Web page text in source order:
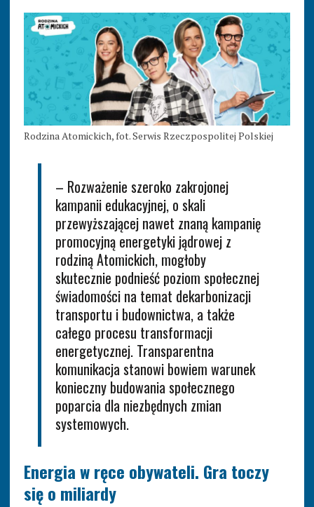
Rodzina Atomickich, fot. Serwis Rzeczpospolitej Polskiej
– Rozważenie szeroko zakrojonej
kampanii edukacyjnej, o skali
przewyższającej nawet znaną kampanię
promocyjną energetyki jądrowej z
rodziną Atomickich, mogłoby
skutecznie podnieść poziom społecznej
świadomości na temat dekarbonizacji
transportu i budownictwa, a także
całego procesu transformacji
energetycznej. Transparentna
komunikacja stanowi bowiem warunek
konieczny budowania społecznego
poparcia dla niezbędnych zmian
systemowych.
Energia w ręce obywateli. Gra toczy
się o miliardy